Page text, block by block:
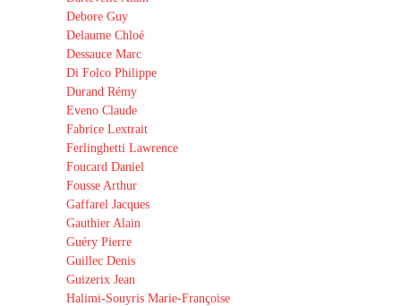
Debore Guy
Delaume Chloé
Dessauce Marc
Di Folco Philippe
Durand Rémy
Eveno Claude
Fabrice Lextrait
Ferlinghetti Lawrence
Foucard Daniel
Fousse Arthur
Gaffarel Jacques
Gauthier Alain
Guéry Pierre
Guillec Denis
Guizerix Jean
Halimi-Souyris Marie-Françoise